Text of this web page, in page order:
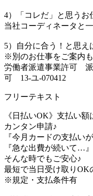
4）「コレだ」と思うお
当社コーディネータと
5）自分に合う！と思
※別のお仕事をご案内
労働者派遣事業許可 派
可 13-ユ-070412
フリーテキスト
《日払いOK》支払い
カンタン申請♪
『今月カードの支払い
『急な出費が続いて…』
そんな時でもご安心♪
最短で当日受け取りOK
※規定・支払条件有